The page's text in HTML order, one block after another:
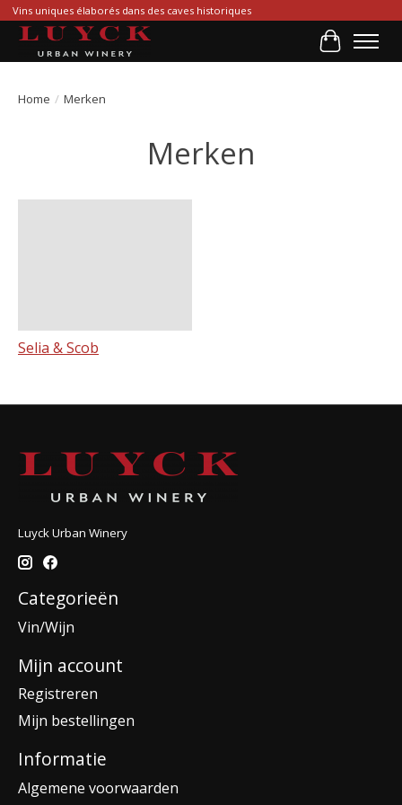
Vins uniques élaborés dans des caves historiques
Home / Merken
Merken
Selia & Scob
Luyck Urban Winery
Categorieën
Vin/Wijn
Mijn account
Registreren
Mijn bestellingen
Informatie
Algemene voorwaarden